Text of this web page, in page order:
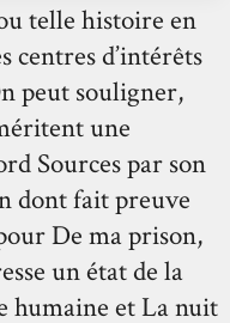
telle histoire en
centres d’intérêts
peut souligner,
une
Sources par son
dont fait preuve
De ma prison,
un état de la
humaine et La nuit